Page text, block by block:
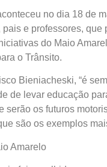
no dia 18 de
pais e professores, que
do Maio
o Trânsito.
Bieniacheski, “é
de levar educação
serão os futuros
são os exemplos
Amarelo